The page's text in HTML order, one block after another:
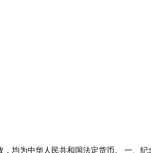
均为中华人民共和国法定货币。 一、纪